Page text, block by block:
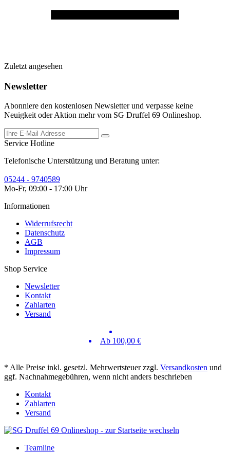
Zuletzt angesehen
Newsletter
Abonniere den kostenlosen Newsletter und verpasse keine
Neuigkeit oder Aktion mehr vom SG Druffel 69 Onlineshop.
Service Hotline
Telefonische Unterstützung und Beratung unter:
05244 - 9740589
Mo-Fr, 09:00 - 17:00 Uhr
Informationen
Widerrufsrecht
Datenschutz
AGB
Impressum
Shop Service
Newsletter
Kontakt
Zahlarten
Versand
Ab 100,00 €
* Alle Preise inkl. gesetzl. Mehrwertsteuer zzgl. Versandkosten und
ggf. Nachnahmegebühren, wenn nicht anders beschrieben
Kontakt
Zahlarten
Versand
Teamline